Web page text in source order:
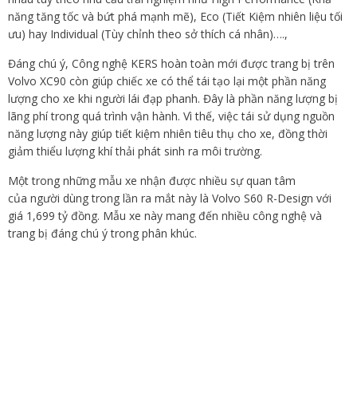
năng tăng tốc và bứt phá mạnh mẽ), Eco (Tiết Kiệm nhiên liệu tối
ưu) hay Individual (Tùy chỉnh theo sở thích cá nhân)….,
Đáng chú ý, Công nghệ KERS hoàn toàn mới được trang bị trên
Volvo XC90 còn giúp chiếc xe có thể tái tạo lại một phần năng
lượng cho xe khi người lái đạp phanh. Đây là phần năng lượng bị
lãng phí trong quá trình vận hành. Vì thế, việc tái sử dụng nguồn
năng lượng này giúp tiết kiệm nhiên tiêu thụ cho xe, đồng thời
giảm thiểu lượng khí thải phát sinh ra môi trường.
Một trong những mẫu xe nhận được nhiều sự quan tâm
của người dùng trong lần ra mắt này là Volvo S60 R-Design với
giá 1,699 tỷ đồng. Mẫu xe này mang đến nhiều công nghệ và
trang bị đáng chú ý trong phân khúc.